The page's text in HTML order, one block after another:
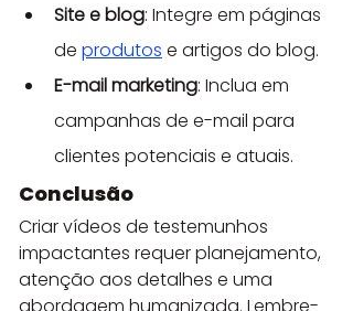
Site e blog: Integre em páginas
de produtos e artigos do blog.
E-mail marketing: Inclua em
campanhas de e-mail para
clientes potenciais e atuais.
Conclusão
Criar vídeos de testemunhos
impactantes requer planejamento,
atenção aos detalhes e uma